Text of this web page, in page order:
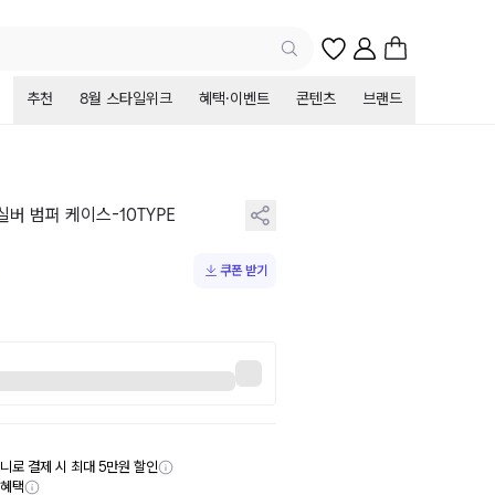
추천 8월 스타일위크 혜택·이벤트 콘텐츠 브랜드
버 범퍼 케이스-10TYPE
쿠폰 받기
로 결제 시 최대 5만원 할인
택